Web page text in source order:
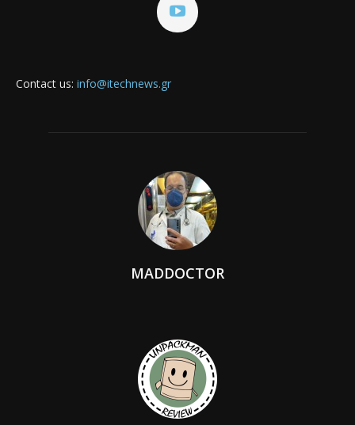
Contact us: info@itechnews.gr
MADDOCTOR